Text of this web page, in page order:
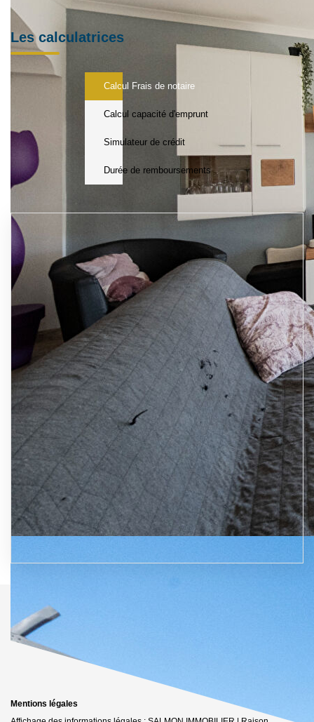
Les calculatrices
Calcul Frais de notaire
Calcul capacité d'emprunt
Simulateur de crédit
Durée de remboursements
Mentions légales